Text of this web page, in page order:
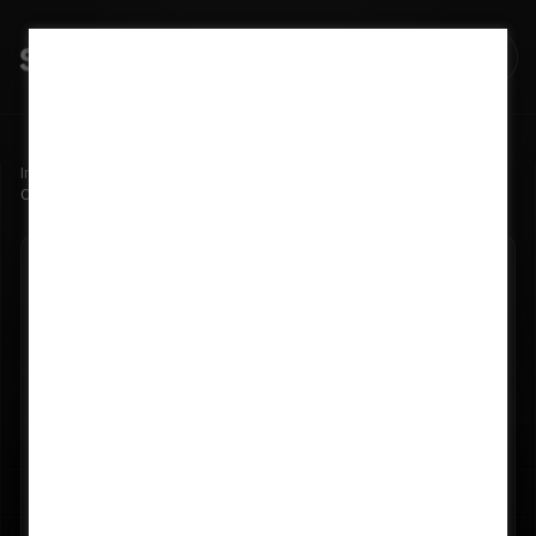
Início
Como um CRM ajuda integradores a vender mais energia solar